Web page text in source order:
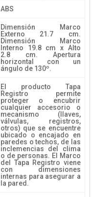
ABS
Dimensión Marco
Externo 21.7 cm.
Dimensión Marco
Interno 19.8 cm x Alto
2.8 cm. Apertura
horizontal con un
ángulo de 130º.
El producto Tapa
Registro permite
proteger o encubrir
cualquier accesorio o
mecanismo (llaves,
válvulas, registros,
otros) que se encuentre
ubicado o encajado en
paredes o techos, de las
inclemencias del clima
o de personas. El Marco
del Tapa Registro viene
con dimensiones
internas para asegurar a
la pared.